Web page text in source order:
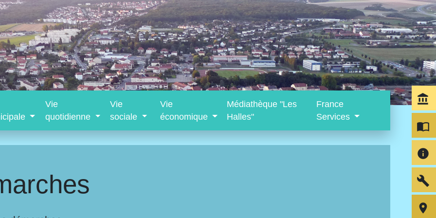
Vie
quotidienne
Vie
sociale
Vie
économique
Médiathèque "Les
Halles"
France
Services
account_balance
import_contacts
info
build
room